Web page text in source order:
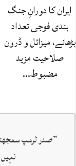
ایران کا دورانِ جنگ
بندی فوجی تعداد
بڑھانے، میزائل و ڈرون
صلاحیت مزید
مضبوط…
”صدر ٹرمپ